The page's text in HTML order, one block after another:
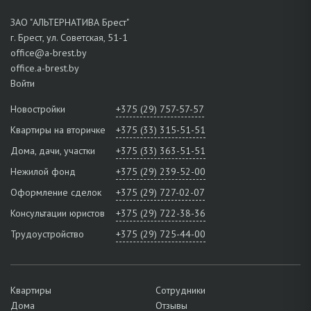
ЗАО "АЛЬТЕРНАТИВА Брест"
г. Брест, ул. Советская, 51-1
office@a-brest.by
office.a-brest.by
Войти
Новостройки
+375 (29) 757-57-57
Квартиры на вторичке
+375 (33) 315-51-51
Дома, дачи, участки
+375 (33) 363-51-51
Нежилой фонд
+375 (29) 239-52-00
Оформление сделок
+375 (29) 727-02-07
Консультации юристов
+375 (29) 722-38-36
Трудоустройство
+375 (29) 725-44-00
Квартиры
Дома
Сотрудники
Отзывы